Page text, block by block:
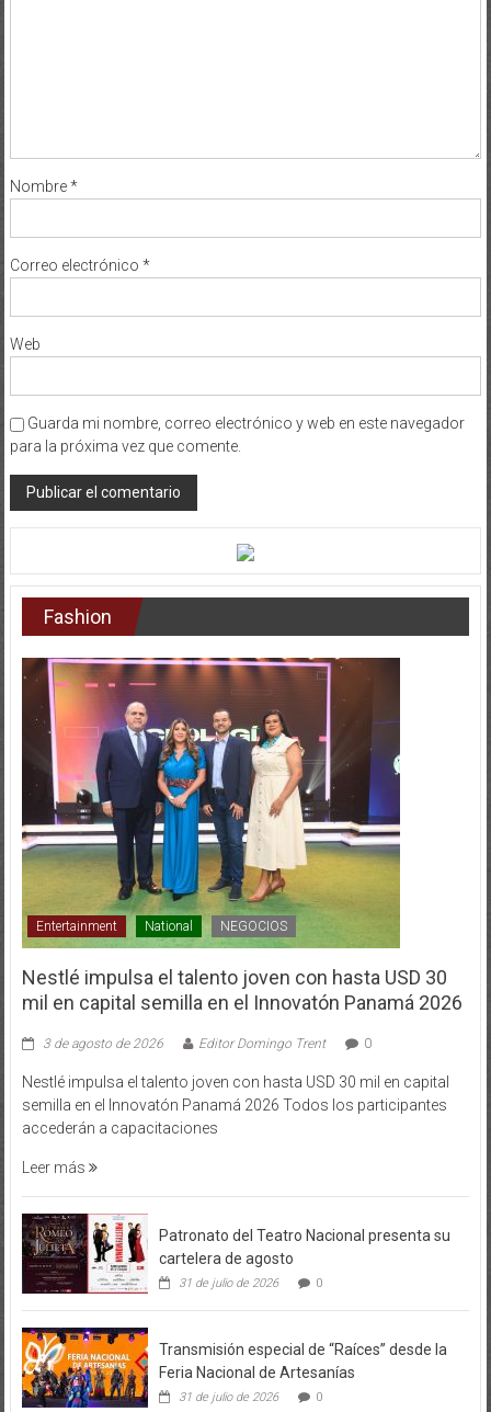
Nombre*
Correo electrónico *
Web
Guarda mi nombre, correo electrónico y web en este navegador
para la próxima vez que comente.
Fashion
Entertainment National NEGOCIOS
Nestlé impulsa el talento joven con hasta USD 30
mil en capital semilla en el Innovatón Panamá 2026
3 de agosto de 2026 Editor Domingo Trent 0
Nestlé impulsa el talento joven con hasta USD 30 mil en capital
semilla en el Innovatón Panamá 2026 Todos los participantes
accederán a capacitaciones
Leer más
Patronato del Teatro Nacional presenta su
cartelera de agosto
31 de julio de 2026 0
Transmisión especial de “Raíces” desde la
Feria Nacional de Artesanías
31 de julio de 2026 0